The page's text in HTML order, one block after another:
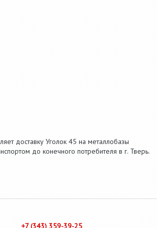
доставку Уголок 45 на металлобазы
до конечного потребителя в г. Тверь.
+7 (343) 359-39-25